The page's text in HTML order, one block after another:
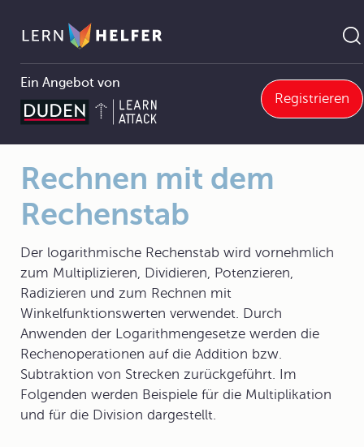
Ein Angebot von
Registrieren
Pfadnavigation
10.1 Geschichtlicher Abriss 10.1.0 Geschichtlicher Abriss Rechnen mit dem Rechenstab
Rechnen mit dem
Rechenstab
Der logarithmische Rechenstab wird vornehmlich
zum Multiplizieren, Dividieren, Potenzieren,
Radizieren und zum Rechnen mit
Winkelfunktionswerten verwendet. Durch
Anwenden der Logarithmengesetze werden die
Rechenoperationen auf die Addition bzw.
Subtraktion von Strecken zurückgeführt. Im
Folgenden werden Beispiele für die Multiplikation
und für die Division dargestellt.